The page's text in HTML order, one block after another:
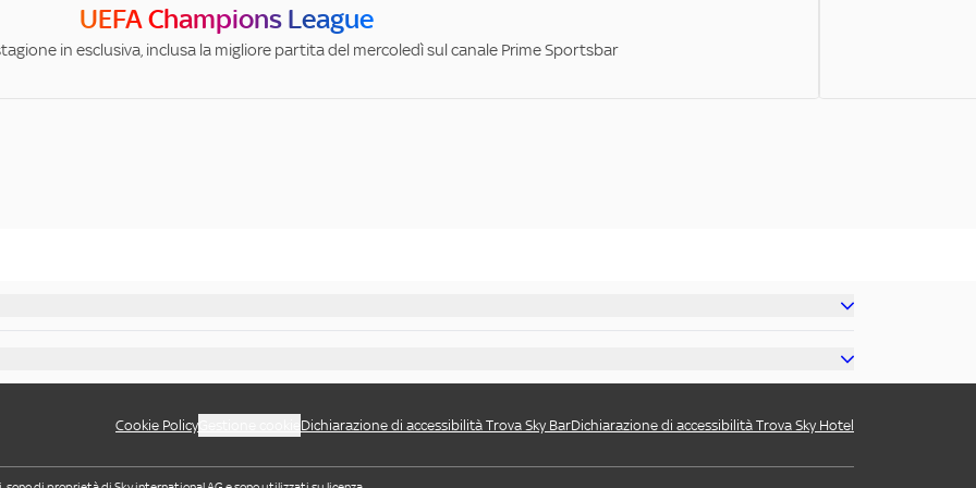
UEFA Champions League
in esclusiva, inclusa la migliore partita del mercoledì sul canale Prime Sportsbar
Cookie Policy Dichiarazione di accessibilità Trova Sky BarDichiarazione di accessibilità Trova Sky Hotel